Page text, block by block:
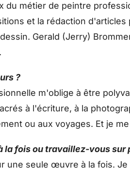
du métier de peintre
et la rédaction d'articles
Gerald (Jerry)
?
m'oblige à être
à l'écriture, à la
ou aux voyages. Et je
la fois ou travaillez-vous sur
une seule œuvre à la fois.